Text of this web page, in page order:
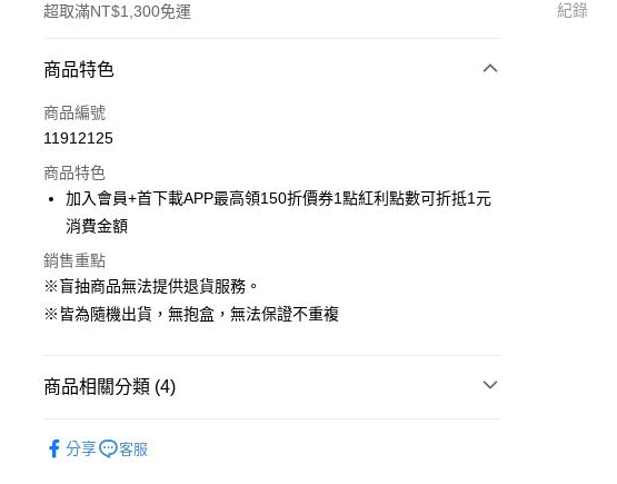
超取滿NT$1,300免運
付款方式
信用卡一次付款
LINE Pay
Apple Pay
悠遊付
Google Pay
貨到付款
商品特色
商品編號
11912125
商品特色
加入會員+首下載APP最高領150折價券1點紅利點數可折抵1元
消費金額
銷售重點
※盲抽商品無法提供退貨服務。
※皆為隨機出貨，無抱盒，無法保證不重複
商品相關分類 (4)
HUNTER
■玩具/模型/公仔/盲抽
分享 客服
紀錄